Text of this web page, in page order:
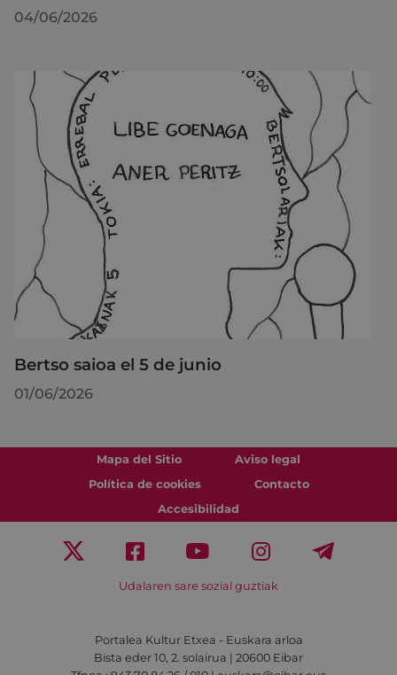
04/06/2026
Bertso saioa el 5 de junio
01/06/2026
Mapa del Sitio
Aviso legal
Política de cookies
Contacto
Accesibilidad
Udalaren sare sozial guztiak
Portalea Kultur Etxea - Euskara arloa
Bista eder 10, 2. solairua | 20600 Eibar